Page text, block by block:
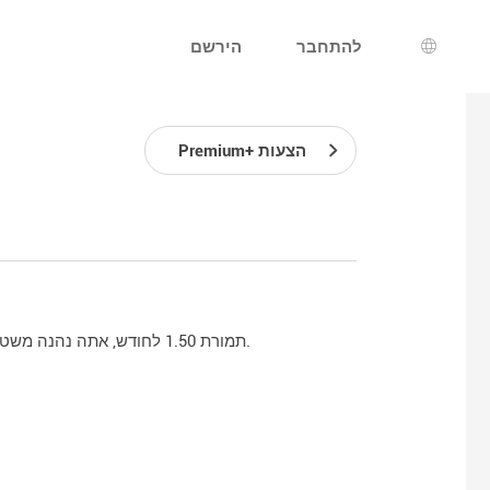
הירשם להתחבר
שפה
Premium+ הצעות
עם ההצעה Premium, תמורת 1.50 לחודש, אתה נהנה משטח אחסון נוסף, כתובת לכל החיים ודואר אינטרנט ללא פרסום.